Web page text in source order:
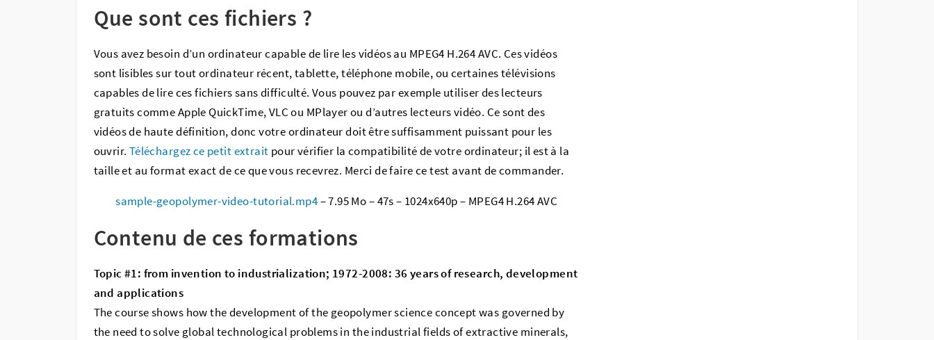
Que sont ces fichiers ?
Vous avez besoin d’un ordinateur capable de lire les vidéos au MPEG4 H.264 AVC. Ces vidéos
sont lisibles sur tout ordinateur récent, tablette, téléphone mobile, ou certaines télévisions
capables de lire ces fichiers sans difficulté. Vous pouvez par exemple utiliser des lecteurs
gratuits comme Apple QuickTime, VLC ou MPlayer ou d’autres lecteurs vidéo. Ce sont des
vidéos de haute définition, donc votre ordinateur doit être suffisamment puissant pour les
ouvrir. Téléchargez ce petit extrait pour vérifier la compatibilité de votre ordinateur; il est à la
taille et au format exact de ce que vous recevrez. Merci de faire ce test avant de commander.
sample-geopolymer-video-tutorial.mp4– 7.95 Mo – 47s – 1024x640p – MPEG4 H.264 AVC
Contenu de ces formations
Topic #1: from invention to industrialization; 1972-2008: 36 years of research, development
and applications
The course shows how the development of the geopolymer science concept was governed by
the need to solve global technological problems in the industrial fields of extractive minerals,